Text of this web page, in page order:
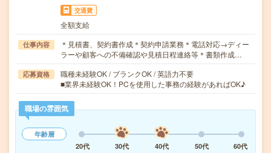
交通費
全額支給
仕事内容
＊見積書、契約書作成＊契約申請業務＊電話対応→ディー
ラーや顧客への不備確認や見積日程連絡等＊書類作成…
応募資格
職種未経験OK / ブランクOK / 英語力不要
■業界未経験OK！PCを使用した事務の経験があればOK♪
職場の雰囲気
年齢層
20代
30代 40代 50代
60代